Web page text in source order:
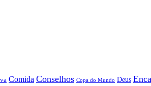
Comida Conselhos Copa do Mundo Deus